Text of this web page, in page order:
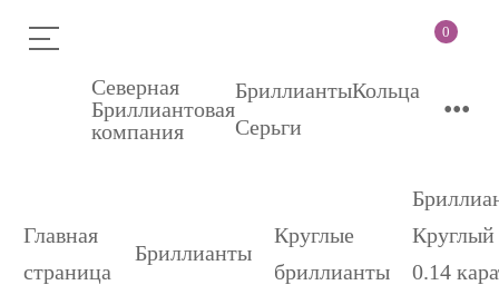
0
Северная
Бриллиантовая
компания
БриллиантыКольца
Серьги
•••
Главная
страница
Бриллианты
Круглые
бриллианты
Круглый
0.14